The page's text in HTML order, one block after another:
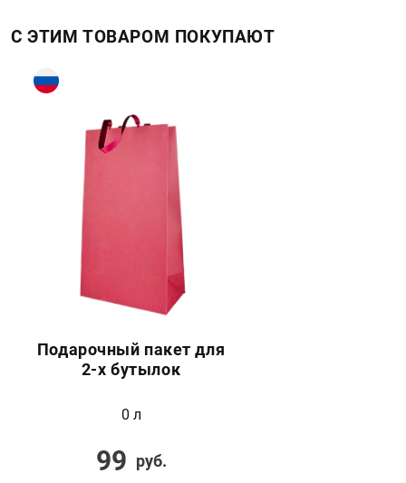
С ЭТИМ ТОВАРОМ ПОКУПАЮТ
Подарочный пакет для
2-х бутылок
0 л
99 руб.